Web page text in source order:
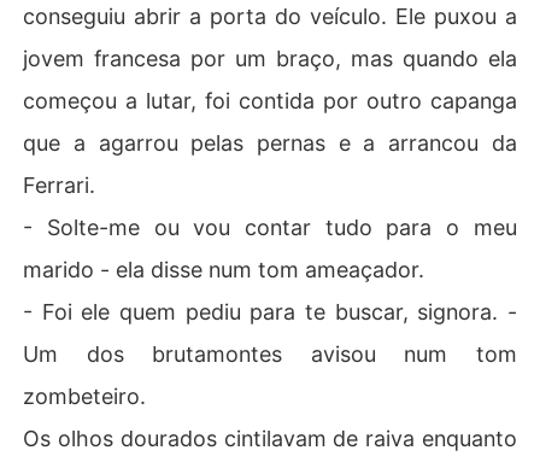
conseguiu abrir a porta do veículo. Ele puxou a
jovem francesa por um braço, mas quando ela
começou a lutar, foi contida por outro capanga
que a agarrou pelas pernas e a arrancou da
Ferrari.
- Solte-me ou vou contar tudo para o meu
marido - ela disse num tom ameaçador.
- Foi ele quem pediu para te buscar, signora. -
Um dos brutamontes avisou num tom
zombeteiro.
Os olhos dourados cintilavam de raiva enquanto